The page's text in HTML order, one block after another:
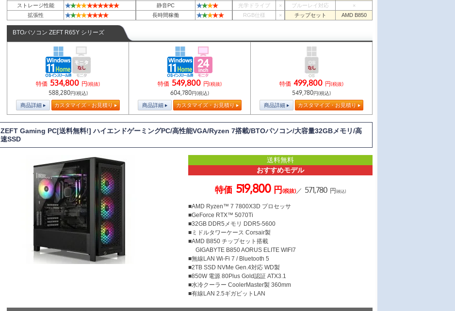
ストレージ性能
★★★★★★★★★★ 静音PC ★★★★ 光学ドライブ × ブルーレイ対応
×
拡張性
★★★★★★★★ 長時間稼働 ★★★★★ RGB仕様 × チップセット AMD B850
BTOパソコン ZEFT R65Y シリーズ
特価 534,800 円(税抜)
588,280円(税込)
商品詳細 カスタマイズ・お見積り
特価 549,800 円(税抜)
604,780円(税込)
商品詳細 カスタマイズ・お見積り
特価 499,800 円(税抜)
549,780円(税込)
商品詳細 カスタマイズ・お見積り
ZEFT Gaming PC[送料無料!] ハイエンドゲーミングPC/高性能VGA/Ryzen 7搭載/BTOパソコン/大容量32GBメモリ/高
速SSD
送料無料
おすすめモデル
特価 519,800 円(税抜)／ 571,780 円(税込)
■AMD Ryzen™ 7 7800X3D プロセッサ
■GeForce RTX™ 5070Ti
■32GB DDR5メモリ DDR5-5600
■ミドルタワーケース Corsair製
■AMD B850 チップセット搭載
GIGABYTE B850 AORUS ELITE WIFI7
■無線LAN Wi-Fi 7 / Bluetooth 5
■2TB SSD NVMe Gen.4対応 WD製
■850W 電源 80Plus Gold認証 ATX3.1
■水冷クーラー CoolerMaster製 360mm
■有線LAN 2.5ギガビットLAN